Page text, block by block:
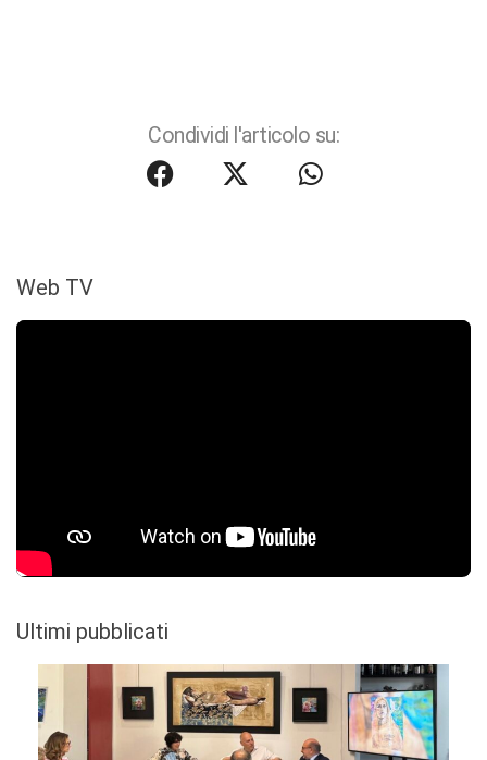
Condividi l'articolo su:
Web TV
Ultimi pubblicati